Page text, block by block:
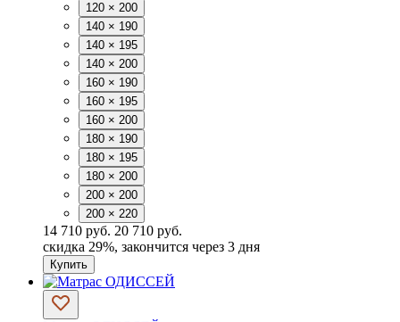
120 × 200
140 × 190
140 × 195
140 × 200
160 × 190
160 × 195
160 × 200
180 × 190
180 × 195
180 × 200
200 × 200
200 × 220
14 710 руб. 20 710 руб.
скидка 29%, закончится через 3 дня
Купить